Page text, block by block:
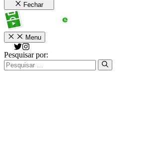
Fechar
Menu
Pesquisar por: